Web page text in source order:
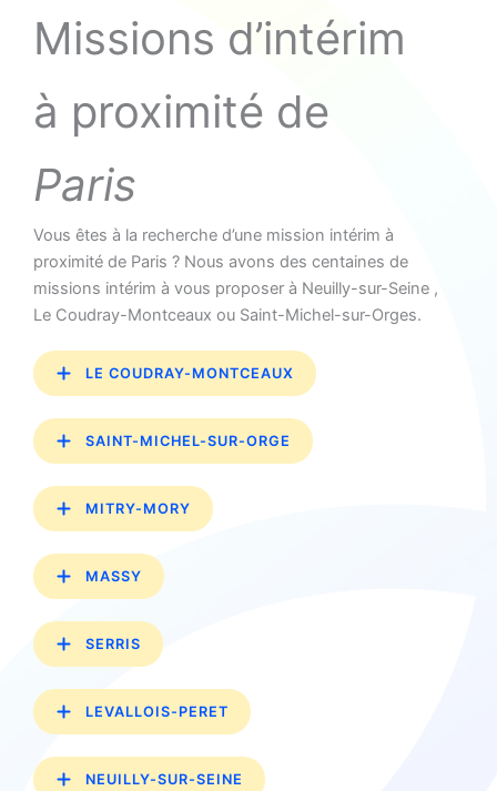
Missions d’intérim
à proximité de
Paris
Vous êtes à la recherche d’une mission intérim à
proximité de Paris ? Nous avons des centaines de
missions intérim à vous proposer à Neuilly-sur-Seine ,
Le Coudray-Montceaux ou Saint-Michel-sur-Orges.
LE COUDRAY-MONTCEAUX
SAINT-MICHEL-SUR-ORGE
MITRY-MORY
MASSY
SERRIS
LEVALLOIS-PERET
NEUILLY-SUR-SEINE